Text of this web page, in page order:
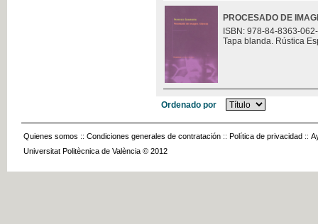
PROCESADO DE
ISBN: 978-84-8363-
Tapa blanda. Rústica
Ordenado por
Quienes somos :: Condiciones generales de contratación :: Política de privacidad ::
Universitat Politècnica de València © 2012